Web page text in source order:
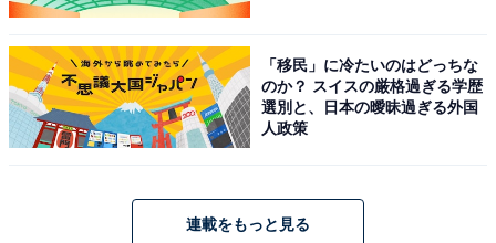
生徒、里奈、鵜久森母の魂の震えるスピーチに感
動
ついに鵜久森の事件の真相が明かされた第9話。X（旧
Twitter）では生徒、里奈、鵜久森、鵜久森母それぞれの
て笑うことの何が楽しいの』、本当にね、刺さるのよ一
言一言」「松岡茉優さんのセリフ良かったなぁ。一生観
「移民」に冷たいのはどっちな
のか？ スイスの厳格過ぎる学歴
選別と、日本の曖昧過ぎる外国
人政策
連載をもっと見る